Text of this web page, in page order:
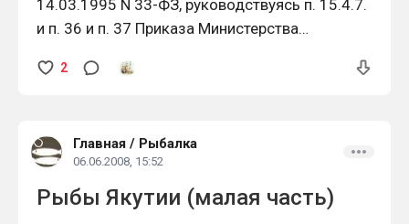
14.03.1995 N 33-ФЗ, руководствуясь п. 15.4.7.
и п. 36 и п. 37 Приказа Министерства
от 26 июня 2020 г. №347 "Об утверждении
также в целях сохранения водных
биологических ресурсов реки
2
Главная / Рыбалка
06.06.2008, 15:52
Рыбы Якутии (малая часть)